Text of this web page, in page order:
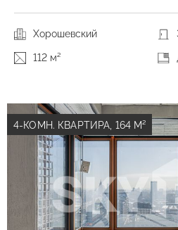
Хорошевский
112 м²
4-КОМН. КВАРТИРА, 164 М²